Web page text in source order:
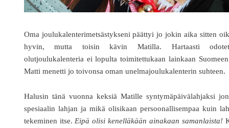
Oma joulukalenterimetsästykseni päättyi jo jokin aika sitten
hyvin, mutta toisin kävin Matilla. Hartaasti
olutjoulukalenteria ei lopulta toimitettukaan lainkaan
Matti menetti jo toivonsa oman unelmajoulukalenterin suhteen.
Halusin tänä vuonna keksiä Matille syntymäpäivälahjaksi
spesiaalin lahjan ja mikä olisikaan persoonallisempaa kuin
tekeminen itse. Eipä olisi kenelläkään ainakaan samanlaista!